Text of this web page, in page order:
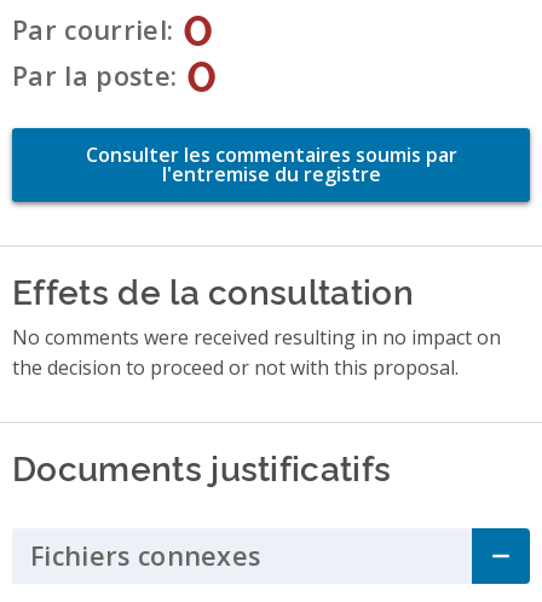
Par courriel 0
Par la poste 0
Consulter les commentaires soumis par
l'entremise du registre
Effets de la consultation
No comments were received resulting in no impact on
the decision to proceed or not with this proposal.
Documents justificatifs
Fichiers connexes Click to Expand